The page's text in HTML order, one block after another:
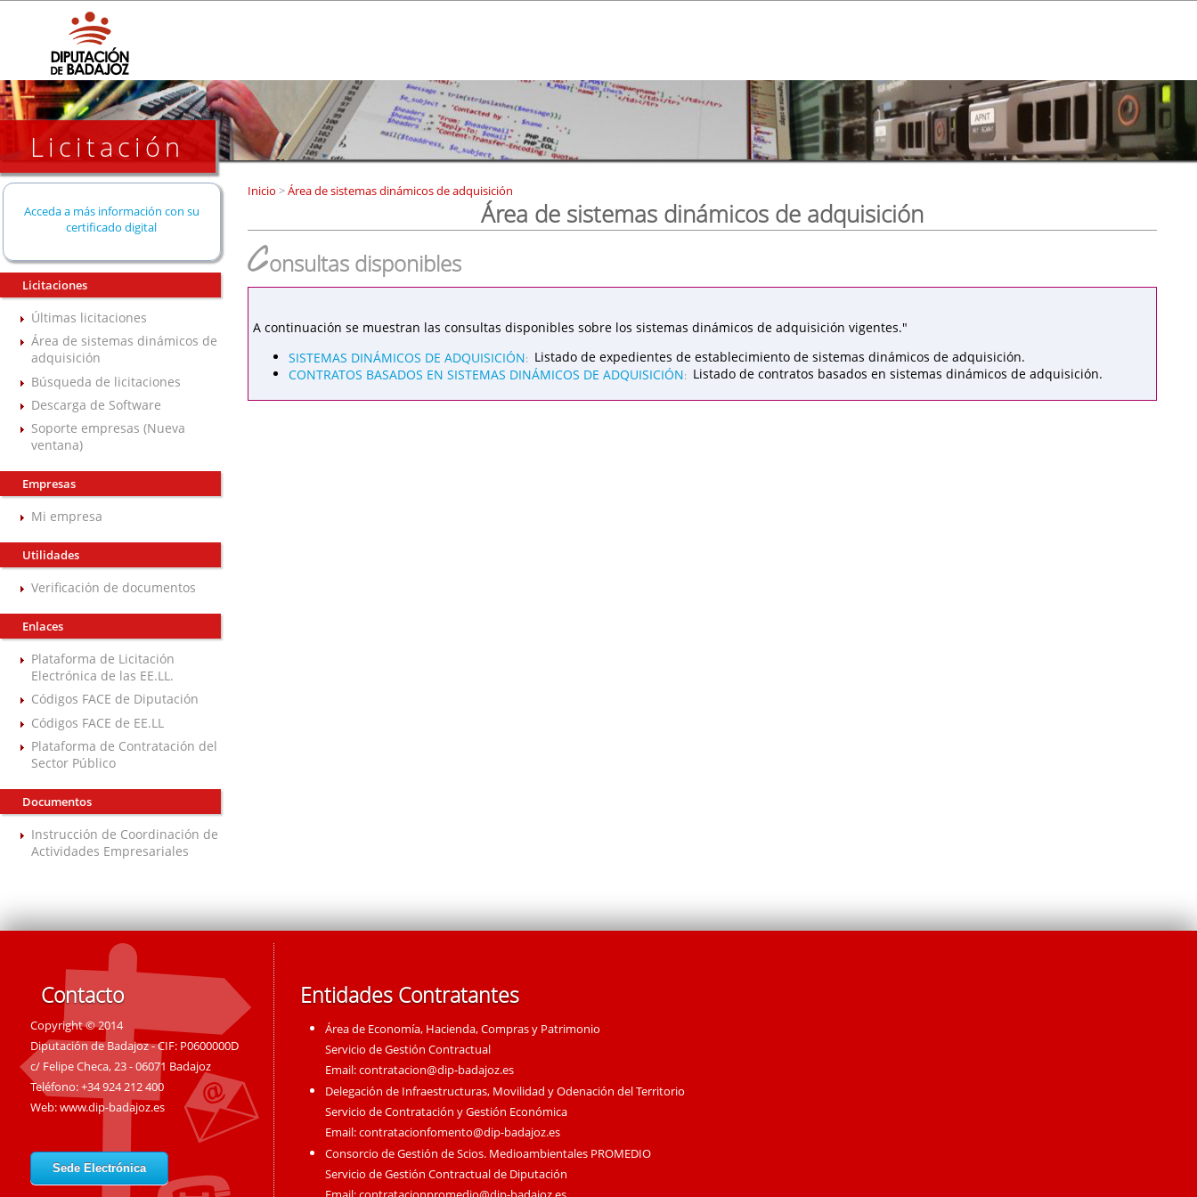
Licitación
Acceda a más información con su
certificado digital
Licitaciones
Últimas licitaciones
Área de sistemas dinámicos de
adquisición
Búsqueda de licitaciones
Descarga de Software
Soporte empresas (Nueva
ventana)
Empresas
Mi empresa
Utilidades
Verificación de documentos
Enlaces
Plataforma de Licitación
Electrónica de las EE.LL.
Códigos FACE de Diputación
Códigos FACE de EE.LL
Plataforma de Contratación del
Sector Público
Documentos
Instrucción de Coordinación de
Actividades Empresariales
Inicio >Área de sistemas dinámicos de adquisición
Área de sistemas dinámicos de adquisición
Consultas disponibles
A continuación se muestran las consultas disponibles sobre los sistemas dinámicos de adquisición vigentes."
SISTEMAS DINÁMICOS DE ADQUISICIÓN: Listado de expedientes de establecimiento de sistemas dinámicos de adquisición.
CONTRATOS BASADOS EN SISTEMAS DINÁMICOS DE ADQUISICIÓN: Listado de contratos basados en sistemas dinámicos de adquisición.
Contacto
Copyright © 2014
Diputación de Badajoz - CIF: P0600000D
c/ Felipe Checa, 23 - 06071 Badajoz
Teléfono: +34 924 212 400
Web:www.dip-badajoz.es
Sede Electrónica
Entidades Contratantes
Área de Economía, Hacienda, Compras y Patrimonio
Servicio de Gestión Contractual
Email:contratacion@dip-badajoz.es
Delegación de Infraestructuras, Movilidad y Odenación del Territorio
Servicio de Contratación y Gestión Económica
Email:contratacionfomento@dip-badajoz.es
Consorcio de Gestión de Scios. Medioambientales PROMEDIO
Servicio de Gestión Contractual de Diputación